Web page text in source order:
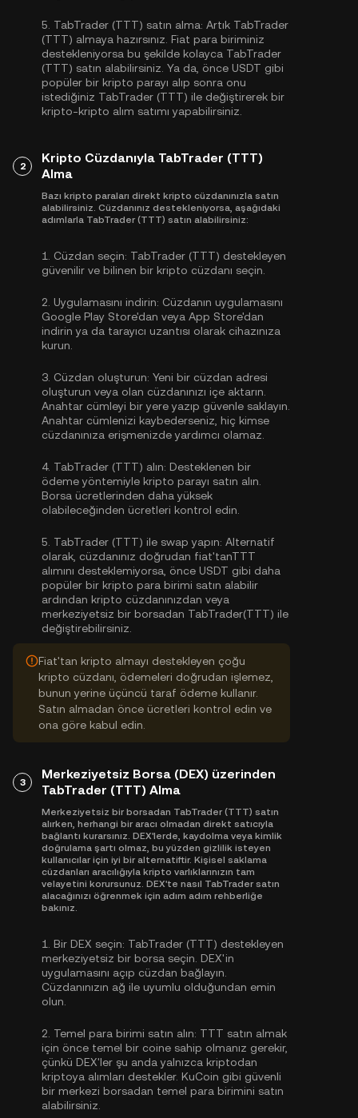
5. TabTrader (TTT) satın alma: Artık TabTrader
(TTT) almaya hazırsınız. Fiat para biriminiz
destekleniyorsa bu şekilde kolayca TabTrader
(TTT) satın alabilirsiniz. Ya da, önce USDT gibi
popüler bir kripto parayı alıp sonra onu
istediğiniz TabTrader (TTT) ile değiştirerek bir
kripto-kripto alım satımı yapabilirsiniz.
2
Kripto Cüzdanıyla TabTrader (TTT)
Alma
Bazı kripto paraları direkt kripto cüzdanınızla satın
alabilirsiniz. Cüzdanınız destekleniyorsa, aşağıdaki
adımlarla TabTrader (TTT) satın alabilirsiniz:
1. Cüzdan seçin: TabTrader (TTT) destekleyen
güvenilir ve bilinen bir kripto cüzdanı seçin.
2. Uygulamasını indirin: Cüzdanın uygulamasını
Google Play Store'dan veya App Store'dan
indirin ya da tarayıcı uzantısı olarak cihazınıza
kurun.
3. Cüzdan oluşturun: Yeni bir cüzdan adresi
oluşturun veya olan cüzdanınızı içe aktarın.
Anahtar cümleyi bir yere yazıp güvenle saklayın.
Anahtar cümlenizi kaybederseniz, hiç kimse
cüzdanınıza erişmenizde yardımcı olamaz.
4. TabTrader (TTT) alın: Desteklenen bir
ödeme yöntemiyle kripto parayı satın alın.
Borsa ücretlerinden daha yüksek
olabileceğinden ücretleri kontrol edin.
5. TabTrader (TTT) ile swap yapın: Alternatif
olarak, cüzdanınız doğrudan fiat'tanTTT
alımını desteklemiyorsa, önce USDT gibi daha
popüler bir kripto para birimi satın alabilir
ardından kripto cüzdanınızdan veya
merkeziyetsiz bir borsadan TabTrader(TTT) ile
değiştirebilirsiniz.
Fiat'tan kripto almayı destekleyen çoğu
kripto cüzdanı, ödemeleri doğrudan işlemez,
bunun yerine üçüncü taraf ödeme kullanır.
Satın almadan önce ücretleri kontrol edin ve
ona göre kabul edin.
3
Merkeziyetsiz Borsa (DEX) üzerinden
TabTrader (TTT) Alma
Merkeziyetsiz bir borsadan TabTrader (TTT) satın
alırken, herhangi bir aracı olmadan direkt satıcıyla
bağlantı kurarsınız. DEX'lerde, kaydolma veya kimlik
doğrulama şartı olmaz, bu yüzden gizlilik isteyen
kullanıcılar için iyi bir alternatiftir. Kişisel saklama
cüzdanları aracılığıyla kripto varlıklarınızın tam
velayetini korursunuz. DEX'te nasıl TabTrader satın
alacağınızı öğrenmek için adım adım rehberliğe
bakınız.
1. Bir DEX seçin: TabTrader (TTT) destekleyen
merkeziyetsiz bir borsa seçin. DEX'in
uygulamasını açıp cüzdan bağlayın.
Cüzdanınızın ağ ile uyumlu olduğundan emin
olun.
2. Temel para birimi satın alın: TTT satın almak
için önce temel bir coine sahip olmanız gerekir,
çünkü DEX'ler şu anda yalnızca kriptodan
kriptoya alımları destekler. KuCoin gibi güvenli
bir merkezi borsadan temel para birimini satın
alabilirsiniz